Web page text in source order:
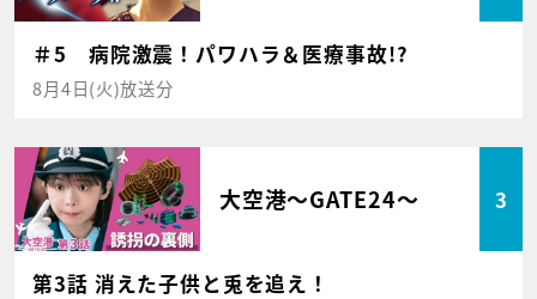
＃5 病院激震！パワハラ＆医療事故!?
8月4日(火)放送分
大空港～GATE24～ 3
第3話 消えた子供と兎を追え！